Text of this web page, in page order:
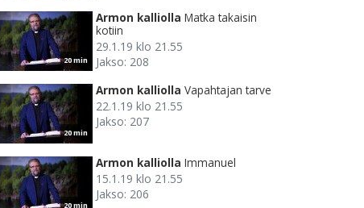
20 min
Armon kalliolla Matka takaisin
kotiin
29.1.19 klo 21.55
Jakso: 208
20 min
Armon kalliolla Vapahtajan tarve
22.1.19 klo 21.55
Jakso: 207
20 min
Armon kalliolla Immanuel
15.1.19 klo 21.55
Jakso: 206